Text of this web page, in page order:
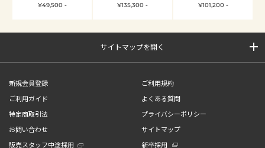
¥49,500 -
¥135,300 -
¥101,200 -
サイトマップを開く
新規会員登録
ご利用規約
ご利用ガイド
よくある質問
特定商取引法
プライバシーポリシー
お問い合わせ
サイトマップ
販売スタッフ中途採用
新卒採用